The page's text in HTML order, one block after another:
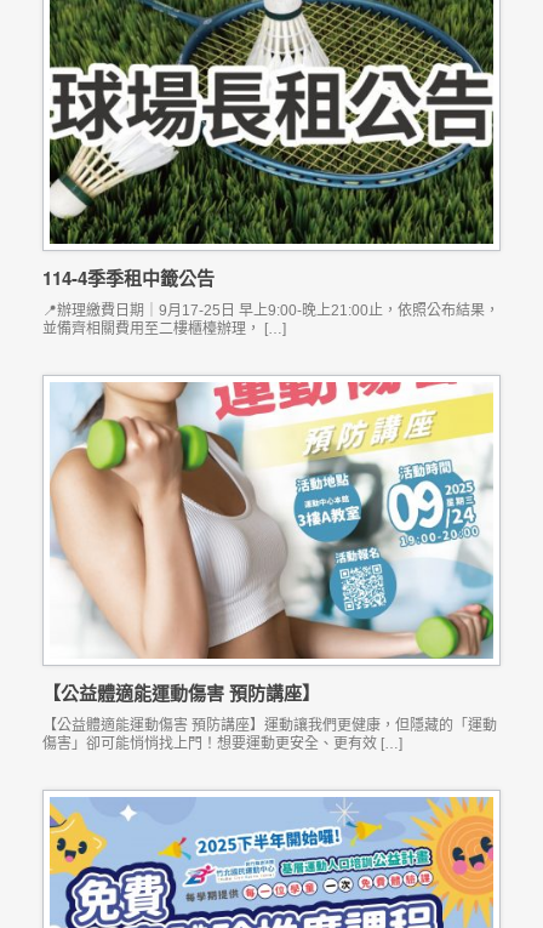
114-4季季租中籤公告
📍辦理繳費日期｜9月17-25日 早上9:00-晚上21:00止，依照公布結果，
並備齊相關費用至二樓櫃檯辦理， […]
【公益體適能運動傷害 預防講座】
【公益體適能運動傷害 預防講座】運動讓我們更健康，但隱藏的「運動
傷害」卻可能悄悄找上門！想要運動更安全、更有效 […]